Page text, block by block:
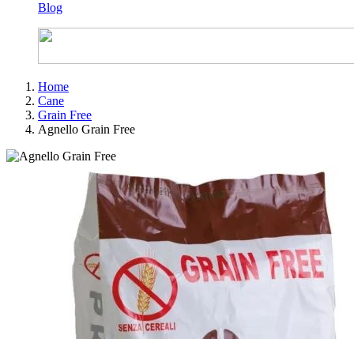
Blog
Home
Cane
Grain Free
Agnello Grain Free